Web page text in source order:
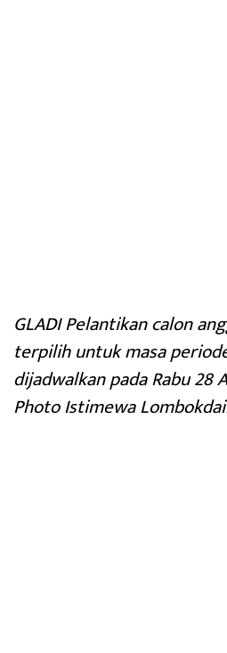
GLADI Pelantikan calon
terpilih untuk masa
dijadwalkan pada Rabu 28
Photo Istimewa